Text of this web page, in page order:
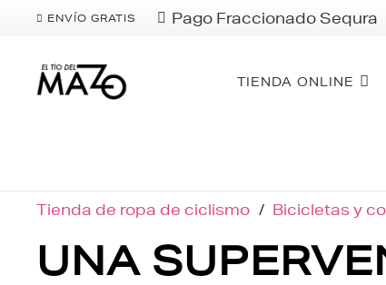
ENVÍO GRATIS Pago Fraccionado Sequra
TIENDA ONLINE
Tienda de ropa de ciclismo / Bicicletas y
UNA